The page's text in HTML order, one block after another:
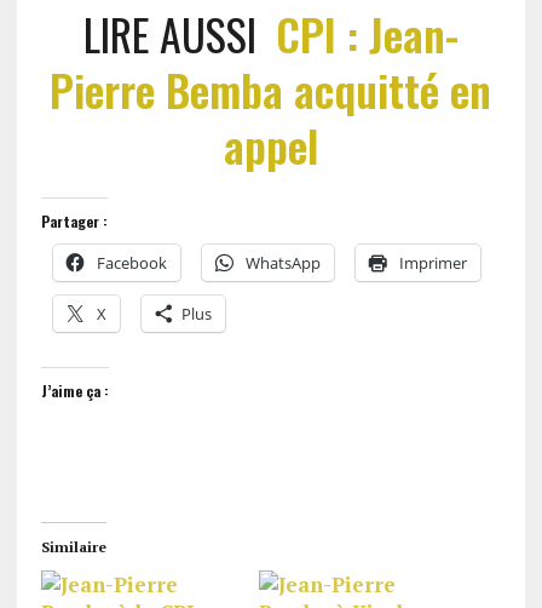
LIRE AUSSI CPI : Jean-
Pierre Bemba acquitté en
appel
Partager :
Facebook WhatsApp Imprimer
X Plus
J’aime ça :
Similaire